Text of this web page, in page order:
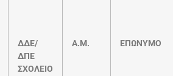
ΔΔΕ/
ΔΠΕ
ΣΧΟΛΕΙΟ
Α.Μ. ΕΠΩΝΥΜΟ